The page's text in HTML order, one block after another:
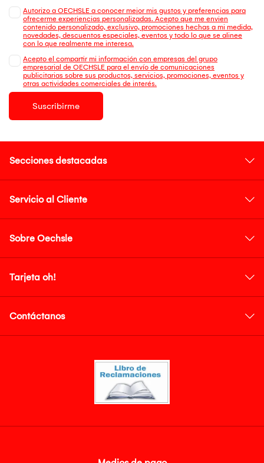
Autorizo a OECHSLE a conocer mejor mis gustos y preferencias para
ofrecerme experiencias personalizadas. Acepto que me envien
contenido personalizado, exclusivo, promociones hechas a mi medida,
novedades, descuentos especiales, eventos y todo lo que se alinee
con lo que realmente me interesa.
Acepto el compartir mi información con empresas del grupo
empresarial de OECHSLE para el envío de comunicaciones
publicitarias sobre sus productos, servicios, promociones, eventos y
otras actividades comerciales de interés.
Suscribirme
Secciones destacadas
Servicio al Cliente
Sobre Oechsle
Tarjeta oh!
Contáctanos